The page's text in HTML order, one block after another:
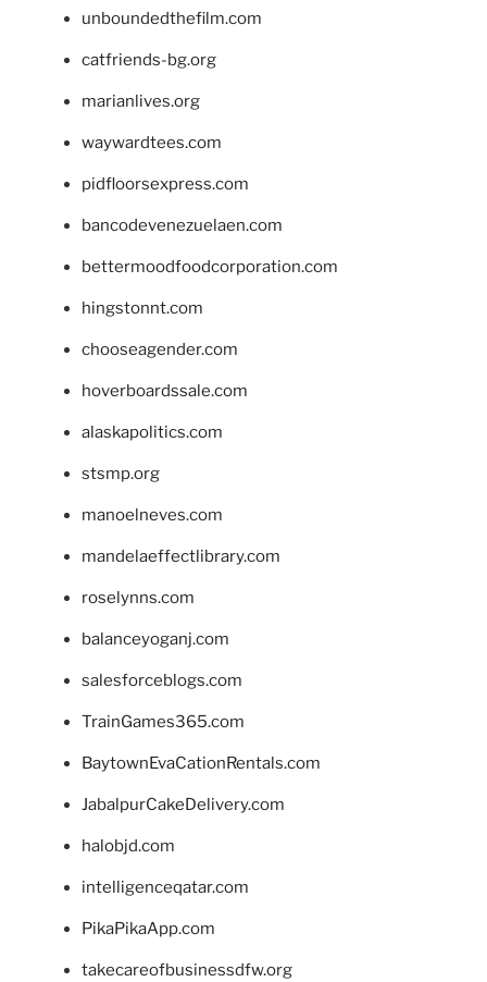
unboundedthefilm.com
catfriends-bg.org
marianlives.org
waywardtees.com
pidfloorsexpress.com
bancodevenezuelaen.com
bettermoodfoodcorporation.com
hingstonnt.com
chooseagender.com
hoverboardssale.com
alaskapolitics.com
stsmp.org
manoelneves.com
mandelaeffectlibrary.com
roselynns.com
balanceyoganj.com
salesforceblogs.com
TrainGames365.com
BaytownEvaCationRentals.com
JabalpurCakeDelivery.com
halobjd.com
intelligenceqatar.com
PikaPikaApp.com
takecareofbusinessdfw.org